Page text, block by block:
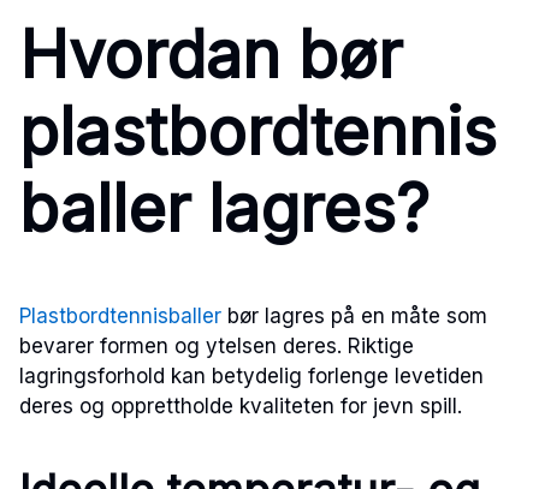
Hvordan bør
plastbordtennis
baller lagres?
Plastbordtennisballer bør lagres på en måte som
bevarer formen og ytelsen deres. Riktige
lagringsforhold kan betydelig forlenge levetiden
deres og opprettholde kvaliteten for jevn spill.